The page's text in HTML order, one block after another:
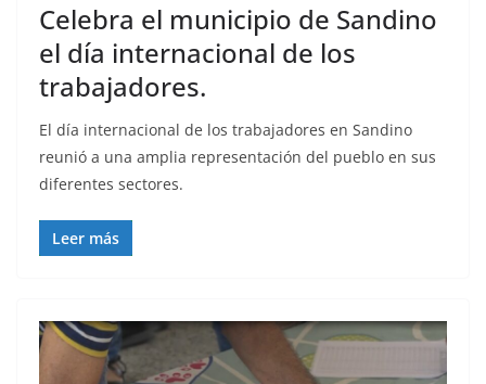
Celebra el municipio de Sandino
el día internacional de los
trabajadores.
El día internacional de los trabajadores en Sandino
reunió a una amplia representación del pueblo en sus
diferentes sectores.
Leer más